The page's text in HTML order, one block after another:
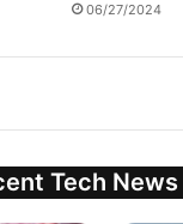
06/27/2024
Tech News